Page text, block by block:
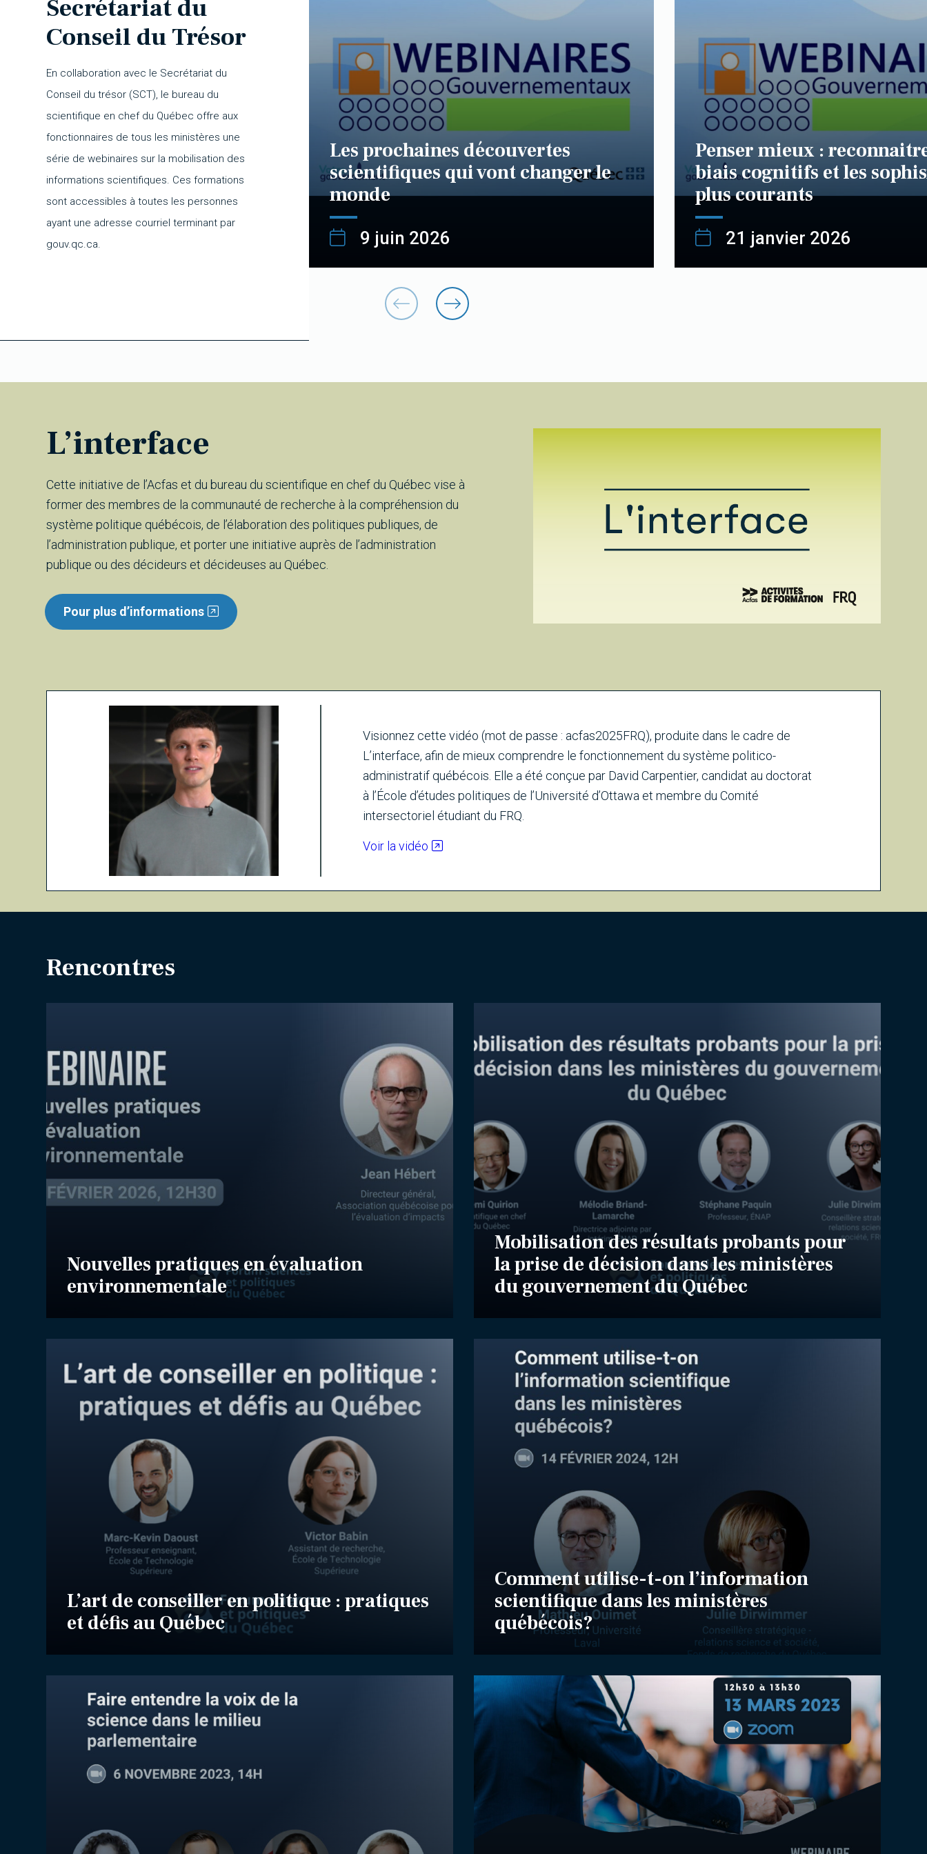
Secrétariat du
Conseil du Trésor
En collaboration avec le Secrétariat du
Conseil du trésor (SCT), le bureau du
scientifique en chef du Québec offre aux
fonctionnaires de tous les ministères une
série de webinaires sur la mobilisation des
informations scientifiques. Ces formations
sont accessibles à toutes les personnes
ayant une adresse courriel terminant par
gouv.qc.ca.
Les prochaines découvertes
scientifiques qui vont changer le
monde
9 juin 2026
Penser mieux :
biais cognitifs et les
plus courants
21 janvier 2026
L’interface
Cette initiative de l’Acfas et du bureau du scientifique en chef du Québec vise à
former des membres de la communauté de recherche à la compréhension du
système politique québécois, de l’élaboration des politiques publiques, de
l’administration publique, et porter une initiative auprès de l’administration
publique ou des décideurs et décideuses au Québec.
Pour plus d’informations
Visionnez cette vidéo (mot de passe : acfas2025FRQ), produite dans le cadre de
L’interface, afin de mieux comprendre le fonctionnement du système politico-
administratif québécois. Elle a été conçue par David Carpentier, candidat au doctorat
à l’École d’études politiques de l’Université d’Ottawa et membre du Comité
intersectoriel étudiant du FRQ.
Voir la vidéo
Rencontres
Nouvelles pratiques en évaluation
environnementale
Mobilisation des résultats probants pour
la prise de décision dans les ministères
du gouvernement du Québec
L’art de conseiller en politique : pratiques
et défis au Québec
Comment utilise-t-on l’information
scientifique dans les ministères
québécois?